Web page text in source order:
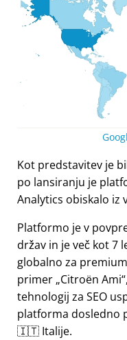
Kot predstavitev je
po lansiranju je
Analytics obiskalo iz
Platformo je v
držav in je več kot 7
globalno za
primer Citroën Ami
tehnologij za SEO
platforma dosledno
🇮🇹 Italije.